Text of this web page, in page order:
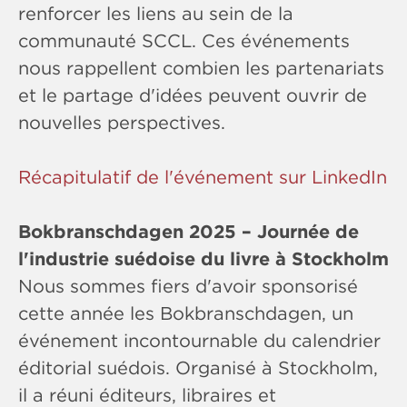
renforcer les liens au sein de la
communauté SCCL. Ces événements
nous rappellent combien les partenariats
et le partage d'idées peuvent ouvrir de
nouvelles perspectives.
Récapitulatif de l'événement sur LinkedIn
Bokbranschdagen 2025 – Journée de
l'industrie suédoise du livre à Stockholm
Nous sommes fiers d'avoir sponsorisé
cette année les Bokbranschdagen, un
événement incontournable du calendrier
éditorial suédois. Organisé à Stockholm,
il a réuni éditeurs, libraires et